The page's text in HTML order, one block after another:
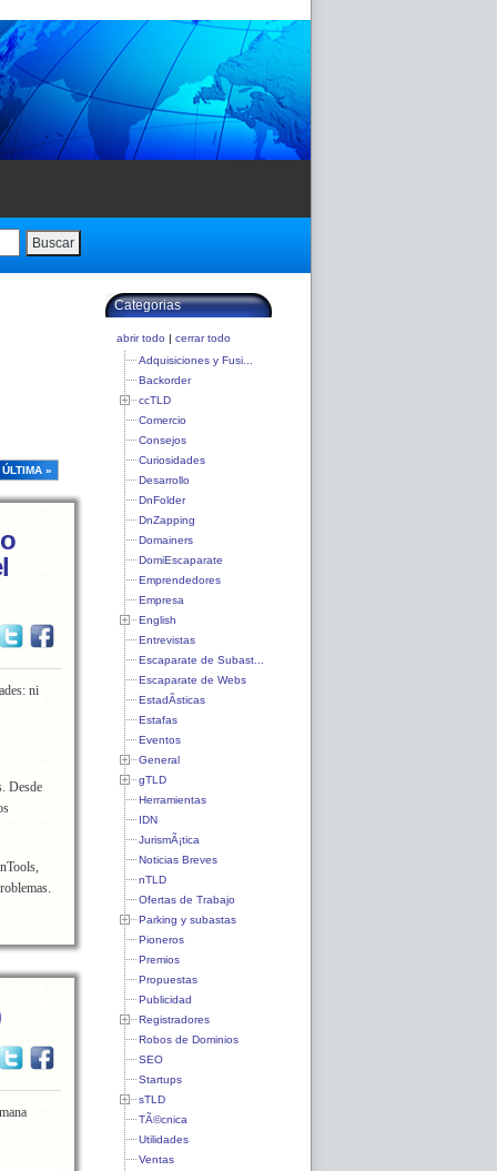
Buscar
ÚLTIMA »
ni
Desde
Categorias
abrir todo | cerrar todo
Adquisiciones y Fusi...
Backorder
ccTLD
Comercio
Consejos
Curiosidades
Desarrollo
DnFolder
DnZapping
Domainers
DomiEscaparate
Emprendedores
Empresa
English
Entrevistas
Escaparate de Subast...
Escaparate de Webs
EstadÃ­sticas
Estafas
Eventos
General
gTLD
Herramientas
IDN
JurismÃ¡tica
Noticias Breves
nTLD
Ofertas de Trabajo
Parking y subastas
Pioneros
Premios
Propuestas
Publicidad
Registradores
Robos de Dominios
SEO
Startups
sTLD
TÃ©cnica
Utilidades
Ventas